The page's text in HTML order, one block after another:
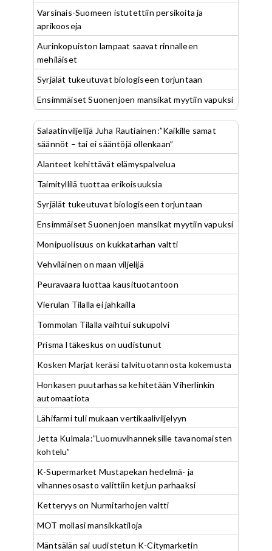
Varsinais-Suomeen istutettiin persikoita ja
aprikooseja
Aurinkopuiston lampaat saavat rinnalleen
mehiläiset
Syrjälät tukeutuvat biologiseen torjuntaan
Ensimmäiset Suonenjoen mansikat myytiin vapuksi
Salaatinviljelijä Juha Rautiainen:”Kaikille samat
säännöt – tai ei sääntöjä ollenkaan”
Alanteet kehittävät elämyspalvelua
Taimityllilä tuottaa erikoisuuksia
Syrjälät tukeutuvat biologiseen torjuntaan
Ensimmäiset Suonenjoen mansikat myytiin vapuksi
Monipuolisuus on kukkatarhan valtti
Vehviläinen on maan viljelijä
Peuravaara luottaa kausituotantoon
Vierulan Tilalla ei jahkailla
Tommolan Tilalla vaihtui sukupolvi
Prisma Itäkeskus on uudistunut
Kosken Marjat keräsi talvituotannosta kokemusta
Honkasen puutarhassa kehitetään Viherlinkin
automaatiota
Lähifarmi tuli mukaan vertikaaliviljelyyn
Jetta Kulmala:”Luomuvihanneksille tavanomaisten
kohtelu”
K-Supermarket Mustapekan hedelmä- ja
vihannesosasto valittiin ketjun parhaaksi
Ketteryys on Nurmitarhojen valtti
MOT mollasi mansikkatiloja
Mäntsälän sai uudistetun K-Citymarketin